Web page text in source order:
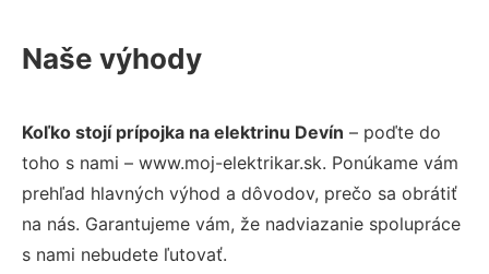
Naše výhody
Koľko stojí prípojka na elektrinu Devín – poďte do
toho s nami – www.moj-elektrikar.sk. Ponúkame vám
prehľad hlavných výhod a dôvodov, prečo sa obrátiť
na nás. Garantujeme vám, že nadviazanie spolupráce
s nami nebudete ľutovať.